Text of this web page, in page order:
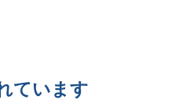
ています